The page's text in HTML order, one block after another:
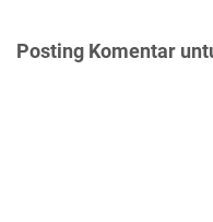
Posting Komentar